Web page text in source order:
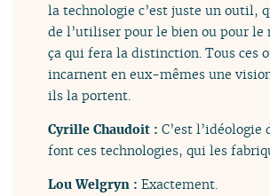
la technologie c’est juste un outil,
de l’utiliser pour le bien ou pour le
ça qui fera la distinction. Tous ces
incarnent en eux-mêmes une
ils la portent.
Cyrille Chaudoit :C’est l’idéologie
font ces technologies, qui les
Lou Welgryn :Exactement.